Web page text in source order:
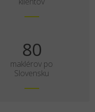
100
maklérov po
Slovensku